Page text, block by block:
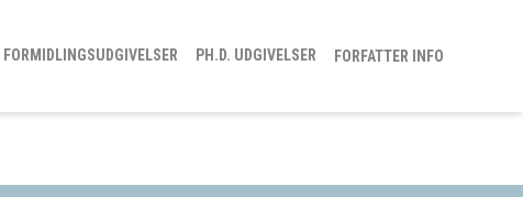
FORMIDLINGSUDGIVELSER PH.D. UDGIVELSER FORFATTER INFO